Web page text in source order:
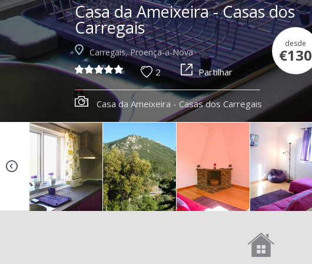
Casa da Ameixeira - Casas dos
Carregais
Carregais, Proença-a-Nova
2 Partilhar
desde
€130
Casa da Ameixeira - Casas dos Carregais